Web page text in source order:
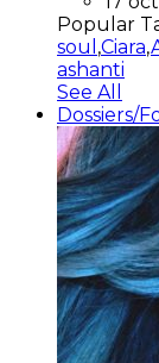
Popular
soul ,Ciara,
ashanti
See All
Dossiers/